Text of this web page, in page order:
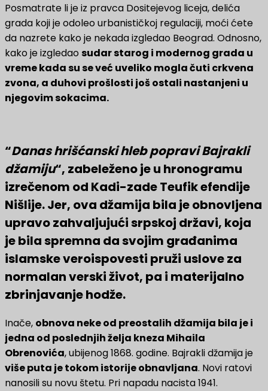
Posmatrate li je iz pravca Dositejevog liceja, delića
grada koji je odoleo urbanističkoj regulaciji, moći ćete
da nazrete kako je nekada izgledao Beograd. Odnosno,
kako je izgledao sudar starog i modernog grada u
vreme kada su se već uveliko mogla čuti crkvena
zvona, a duhovi prošlosti još ostali nastanjeni u
njegovim sokacima.
“Danas hrišćanski hleb popravi Bajrakli
džamiju“, zabeleženo je u hronogramu
izrečenom od Kadi-zade Teufik efendije
Nišlije. Jer, ova džamija bila je obnovljena
upravo zahvaljujući srpskoj državi, koja
je bila spremna da svojim građanima
islamske veroispovesti pruži uslove za
normalan verski život, pa i materijalno
zbrinjavanje hodže.
Inače, obnova neke od preostalih džamija bila je i
jedna od poslednjih želja kneza Mihaila
Obrenovića, ubijenog 1868. godine. Bajrakli džamija je
više puta je tokom istorije obnavljana. Novi ratovi
nanosili su novu štetu. Pri napadu nacista 1941.